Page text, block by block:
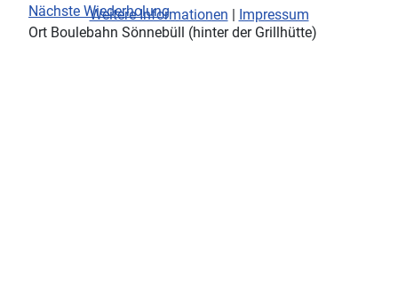
Nächste Wiederholung
Ort Boulebahn Sönnebüll (hinter der Grillhütte)
Weitere Informationen | Impressum